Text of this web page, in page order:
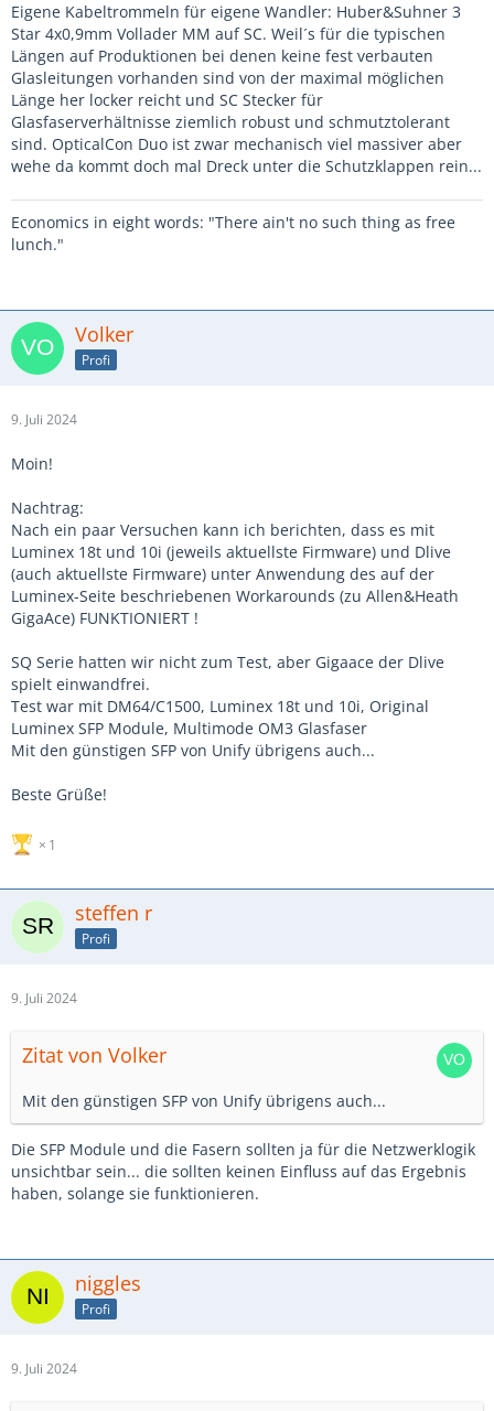
Eigene Kabeltrommeln für eigene Wandler: Huber&Suhner 3
Star 4x0,9mm Vollader MM auf SC. Weil´s für die typischen
Längen auf Produktionen bei denen keine fest verbauten
Glasleitungen vorhanden sind von der maximal möglichen
Länge her locker reicht und SC Stecker für
Glasfaserverhältnisse ziemlich robust und schmutztolerant
sind. OpticalCon Duo ist zwar mechanisch viel massiver aber
wehe da kommt doch mal Dreck unter die Schutzklappen rein...
Economics in eight words: "There ain't no such thing as free
lunch."
Volker
Profi
9. Juli 2024
Moin!
Nachtrag:
Nach ein paar Versuchen kann ich berichten, dass es mit
Luminex 18t und 10i (jeweils aktuellste Firmware) und Dlive
(auch aktuellste Firmware) unter Anwendung des auf der
Luminex-Seite beschriebenen Workarounds (zu Allen&Heath
GigaAce) FUNKTIONIERT !
SQ Serie hatten wir nicht zum Test, aber Gigaace der Dlive
spielt einwandfrei.
Test war mit DM64/C1500, Luminex 18t und 10i, Original
Luminex SFP Module, Multimode OM3 Glasfaser
Mit den günstigen SFP von Unify übrigens auch...
Beste Grüße!
1
steffen r
Profi
9. Juli 2024
Zitat von Volker
Mit den günstigen SFP von Unify übrigens auch...
Die SFP Module und die Fasern sollten ja für die Netzwerklogik
unsichtbar sein... die sollten keinen Einfluss auf das Ergebnis
haben, solange sie funktionieren.
niggles
Profi
9. Juli 2024